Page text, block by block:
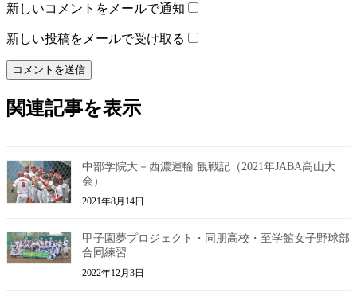
新しいコメントをメールで通知
新しい投稿をメールで受け取る
関連記事を表示
中部学院大－西濃運輸 観戦記（2021年JABA高山大
会）
2021年8月14日
甲子園夢プロジェクト・同朋高校・至学館女子野球部
合同練習
2022年12月3日